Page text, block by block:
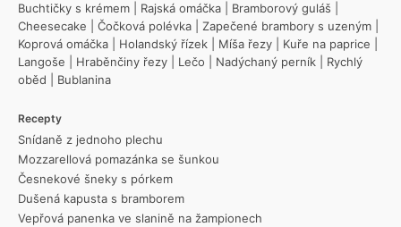
Buchtičky s krémem
Rajská omáčka Bramborový guláš
Cheesecake
Čočková polévka Zapečené brambory s uzeným
Koprová omáčka
Holandský řízek Míša řezy Kuře na paprice
Langoše
Hraběnčiny řezy Lečo Nadýchaný perník
Rychlý
oběd
Bublanina
Recepty
Snídaně z jednoho plechu
Mozzarellová pomazánka se šunkou
Česnekové šneky s pórkem
Dušená kapusta s bramborem
Vepřová panenka ve slanině na žampionech